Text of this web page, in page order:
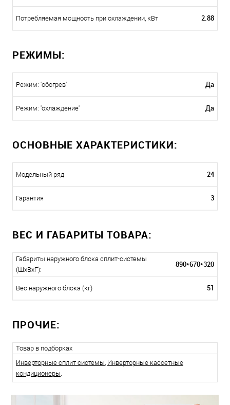
Потребляемая мощность при охлаждении, кВт 2.88
РЕЖИМЫ:
Режим: 'обогрев' Да
Режим: 'охлаждение' Да
ОСНОВНЫЕ ХАРАКТЕРИСТИКИ:
Модельный ряд 24
Гарантия 3
ВЕС И ГАБАРИТЫ ТОВАРА:
Габариты наружного блока сплит-системы
(ШxВxГ):
890*670*320
Вес наружного блока (кг) 51
ПРОЧИЕ:
Товар в подборках
Инверторные сплит системы, Инверторные кассетные
кондиционеры.